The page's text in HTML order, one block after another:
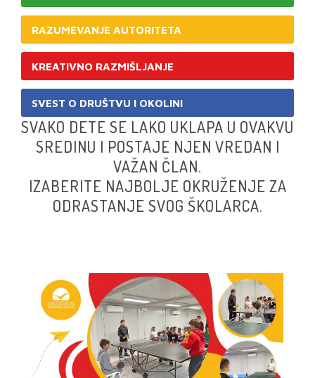
RAZUMEVANJE AUTORITETA
KREATIVNO RAZMIŠLJANJE
SVEST O DRUŠTVU I OKOLINI
SVAKO DETE SE LAKO UKLAPA U OVAKVU
SREDINU I POSTAJE NJEN VREDAN I
VAŽAN ČLAN.
IZABERITE NAJBOLJE OKRUŽENJE ZA
ODRASTANJE SVOG ŠKOLARCA.